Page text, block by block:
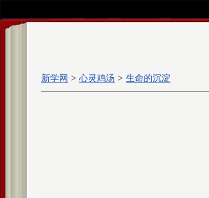
新学网 > 心灵鸡汤 > 生命的沉淀